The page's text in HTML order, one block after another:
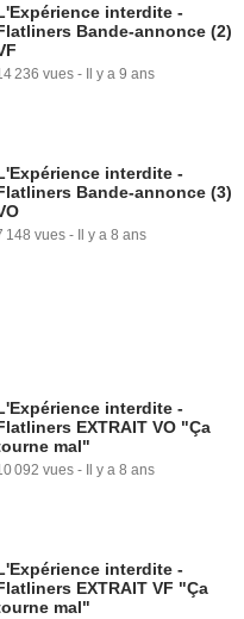
interdite -
Bande-annonce (2)
236 vues - Il y a 9 ans
interdite -
Bande-annonce (3)
148 vues - Il y a 8 ans
interdite -
EXTRAIT VO "Ça
mal"
092 vues - Il y a 8 ans
interdite -
EXTRAIT VF "Ça
mal"